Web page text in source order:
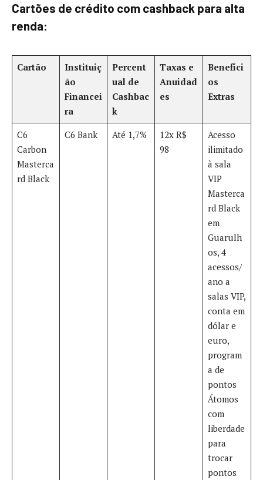
Cartões de crédito com cashback para alta
renda:
Cartão
Instituiç
ão
Financei
ra
Percent
ual de
Cashbac
k
Taxas e
Anuidad
es
Benefíci
os
Extras
C6
Carbon
Masterca
rd Black
C6 Bank Até 1,7%
12x R$
98
Acesso
ilimitado
à sala
VIP
Masterca
rd Black
em
Guarulh
os, 4
acessos/
ano a
salas VIP,
conta em
dólar e
euro,
program
a de
pontos
Átomos
com
liberdade
para
trocar
pontos